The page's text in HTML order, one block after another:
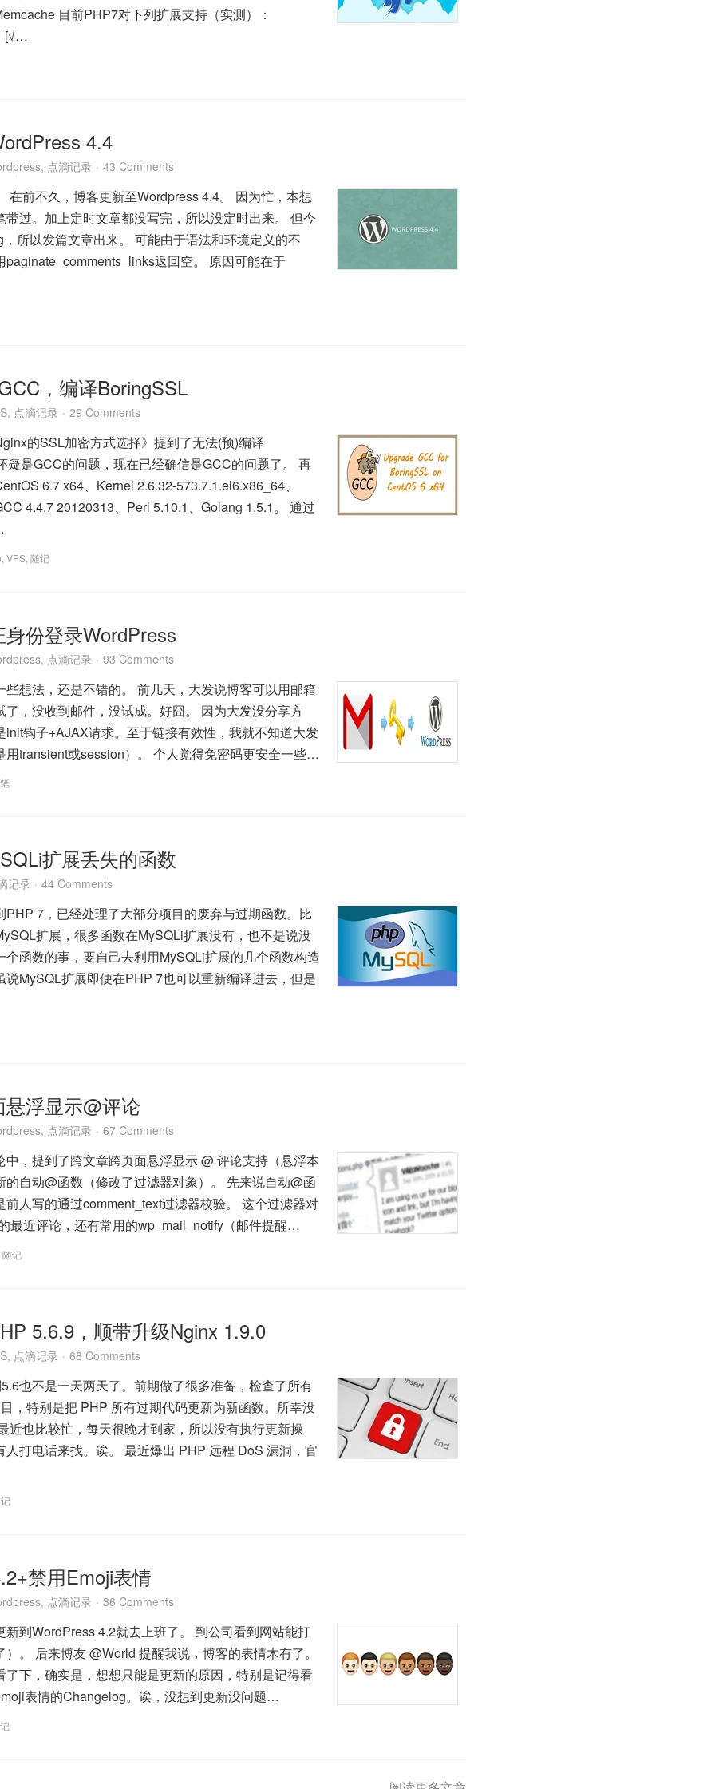
目前PHP7对下列扩展支持（实测）：
[√…
4.4
, 点滴记录 43 Comments
在前不久，博客更新至Wordpress 4.4。 因为忙，本想
带过。加上定时文章都没写完，所以没定时出来。 但今
所以发篇文章出来。 可能由于语法和环境定义的不
paginate_comments_links返回空。 原因可能在于
，编译BoringSSL
, 点滴记录 29 Comments
的SSL加密方式选择》提到了无法(预)编译
疑是GCC的问题，现在已经确信是GCC的问题了。 再
6.7 x64、Kernel 2.6.32-573.7.1.el6.x86_64、
4.4.7 20120313、Perl 5.10.1、Golang 1.5.1。 通过
VPS 随记
份登录WordPress
, 点滴记录 93 Comments
些想法，还是不错的。 前几天，大发说博客可以用邮箱
了，没收到邮件，没试成。好囧。 因为大发没分享方
init钩子+AJAX请求。至于链接有效性，我就不知道大发
用transient或session）。 个人觉得免密码更安全一些…
扩展丢失的函数
记录 44 Comments
PHP 7，已经处理了大部分项目的废弃与过期函数。比
扩展，很多函数在MySQLi扩展没有，也不是说没
个函数的事，要自己去利用MySQLi扩展的几个函数构造
说MySQL扩展即便在PHP 7也可以重新编译进去，但是
浮显示@评论
, 点滴记录 67 Comments
中，提到了跨文章跨页面悬浮显示 @ 评论支持（悬浮本
的自动@函数（修改了过滤器对象）。 先来说自动@函
前人写的通过comment_text过滤器校验。 这个过滤器对
最近评论，还有常用的wp_mail_notify（邮件提醒…
随记
5.6.9，顺带升级Nginx 1.9.0
, 点滴记录 68 Comments
也不是一天两天了。前期做了很多准备，检查了所有
，特别是把 PHP 所有过期代码更新为新函数。所幸没
近也比较忙，每天很晚才到家，所以没有执行更新操
人打电话来找。诶。 最近爆出 PHP 远程 DoS 漏洞，官
禁用Emoji表情
, 点滴记录 36 Comments
新到WordPress 4.2就去上班了。 到公司看到网站能打
。 后来博友 @World 提醒我说，博客的表情木有了。
了下，确实是，想想只能是更新的原因，特别是记得看
表情的Changelog。诶，没想到更新没问题…